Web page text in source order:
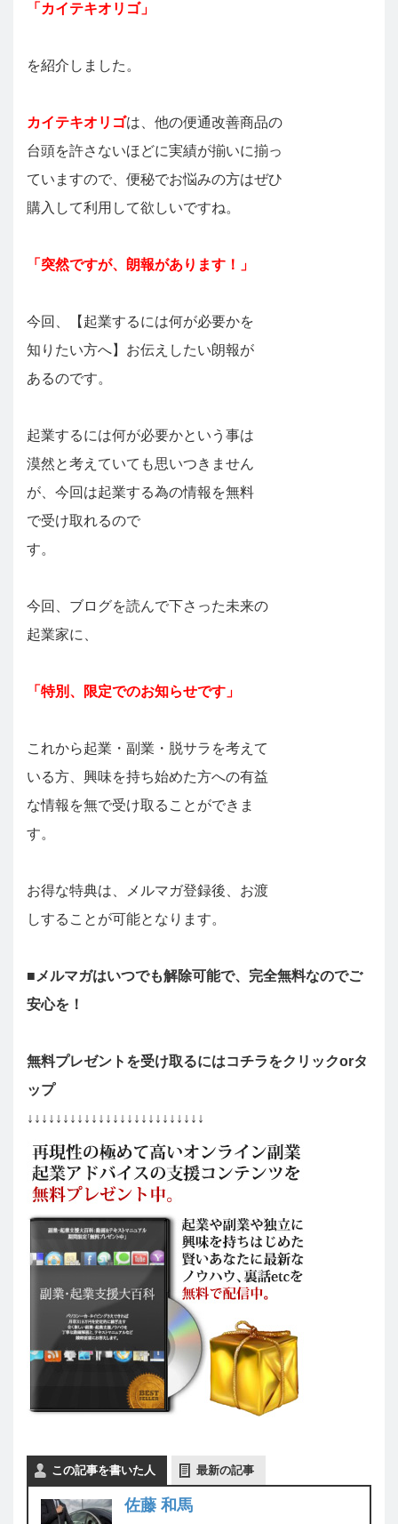
「カイテキオリゴ」
を紹介しました。
カイテキオリゴは、他の便通改善商品の
台頭を許さないほどに実績が揃いに揃っ
ていますので、便秘でお悩みの方はぜひ
購入して利用して欲しいですね。
「突然ですが、朗報があります！」
今回、【起業するには何が必要かを
知りたい方へ】お伝えしたい朗報が
あるのです。
起業するには何が必要かという事は
漠然と考えていても思いつきません
が、今回は起業する為の情報を無料
で受け取れるので
す。
今回、ブログを読んで下さった未来の
起業家に、
「特別、限定でのお知らせです」
これから起業・副業・脱サラを考えて
いる方、興味を持ち始めた方への有益
な情報を無で受け取ることができま
す。
お得な特典は、メルマガ登録後、お渡
しすることが可能となります。
■メルマガはいつでも解除可能で、完全無料なのでご
安心を！
無料プレゼントを受け取るにはコチラをクリックorタ
ップ
↓↓↓↓↓↓↓↓↓↓↓↓↓↓↓↓↓↓↓↓↓↓↓↓↓
この記事を書いた人 最新の記事
佐藤 和馬